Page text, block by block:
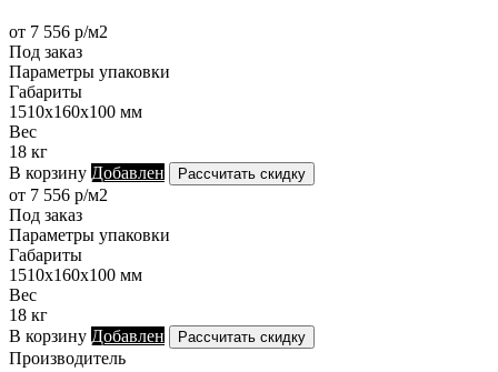
от 7 556 р/м2
Под заказ
Параметры упаковки
Габариты
1510х160х100 мм
Вес
18 кг
В корзину Добавлен Рассчитать скидку
от 7 556 р/м2
Под заказ
Параметры упаковки
Габариты
1510х160х100 мм
Вес
18 кг
В корзину Добавлен Рассчитать скидку
Производитель